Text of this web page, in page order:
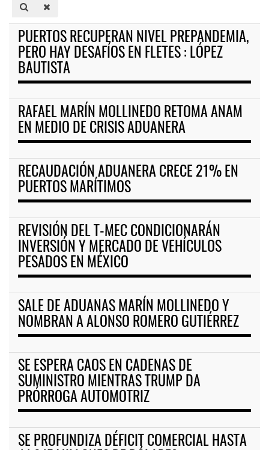
del
PUERTOS RECUPERAN NIVEL PREPANDEMIA,
PERO HAY DESAFÍOS EN FLETES : LÓPEZ
BAUTISTA
RAFAEL MARÍN MOLLINEDO RETOMA ANAM
EN MEDIO DE CRISIS ADUANERA
RECAUDACIÓN ADUANERA CRECE 21% EN
PUERTOS MARÍTIMOS
REVISIÓN DEL T-MEC CONDICIONARÁN
INVERSIÓN Y MERCADO DE VEHÍCULOS
PESADOS EN MÉXICO
SALE DE ADUANAS MARÍN MOLLINEDO Y
NOMBRAN A ALONSO ROMERO GUTIÉRREZ
SE ESPERA CAOS EN CADENAS DE
SUMINISTRO MIENTRAS TRUMP DA
PRÓRROGA AUTOMOTRIZ
SE PROFUNDIZA DÉFICIT COMERCIAL HASTA